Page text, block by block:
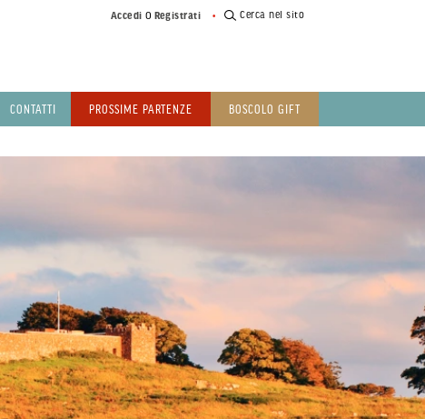
CONTATTI PROSSIME PARTENZE BOSCOLO GIFT
Accedi o Registrati Cerca nel sito